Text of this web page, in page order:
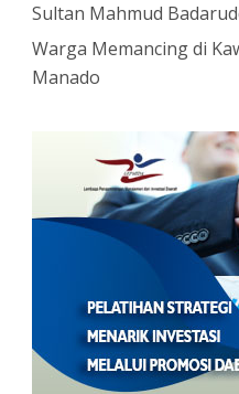
Sultan Mahmud
Warga Memancing di
Manado